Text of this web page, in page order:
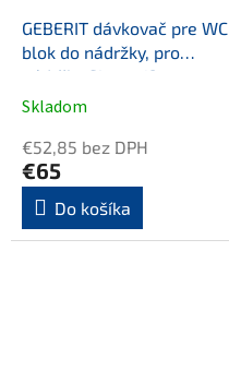
GEBERIT dávkovač pre WC
blok do nádržky, pro
nádržky Sigma 12cm
Skladom
€52,85 bez DPH
€65
Do košíka